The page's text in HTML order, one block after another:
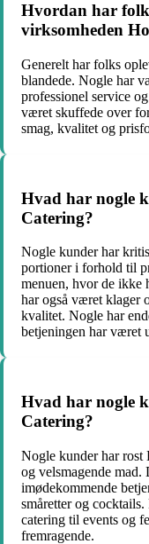
Hvordan har
virksomheden
Generelt har folks
blandede. Nogle har
professionel service
været skuffede over
smag, kvalitet og
Hvad har nogle
Catering?
Nogle kunder har
portioner i forhold til
menuen, hvor de ikke
har også været klager
kvalitet. Nogle har
betjeningen har været
Hvad har nogle
Catering?
Nogle kunder har rost
og velsmagende
imødekommende
småretter og
catering til events og
fremragende.